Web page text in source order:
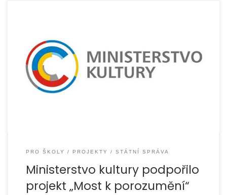
Ministerstvo kultury podpořilo projekt „Most k porozumění“
v rámci dotačního programu Podpora integrace
příslušníků romské menšiny. V projektu se snažíme
propojit naše dlouholeté […]
PRO ŠKOLY PROJEKTY STÁTNÍ SPRÁVA
Ministerstvo kultury podpořilo
projekt „Most k porozumění“